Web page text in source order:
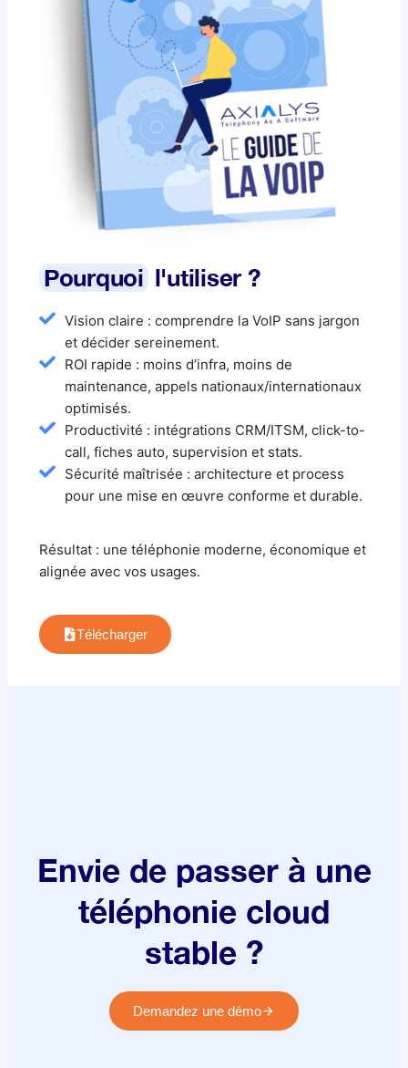
Pourquoil'utiliser ?
Vision claire : comprendre la VoIP sans jargon
et décider sereinement.
ROI rapide : moins d’infra, moins de
maintenance, appels nationaux/internationaux
optimisés.
Productivité : intégrations CRM/ITSM, click-to-
call, fiches auto, supervision et stats.
Sécurité maîtrisée : architecture et process
pour une mise en œuvre conforme et durable.
Résultat : une téléphonie moderne, économique et
alignée avec vos usages.
Télécharger
Envie de passer à une
téléphonie cloud
stable ?
Demandez une démo